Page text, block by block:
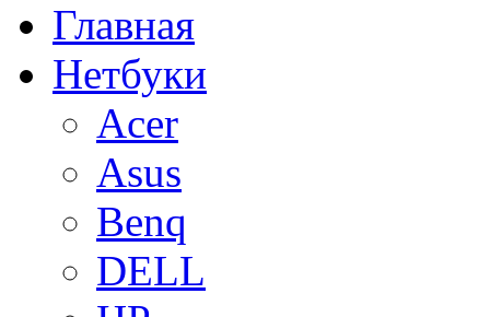
Главная
Нетбуки
Acer
Asus
Benq
DELL